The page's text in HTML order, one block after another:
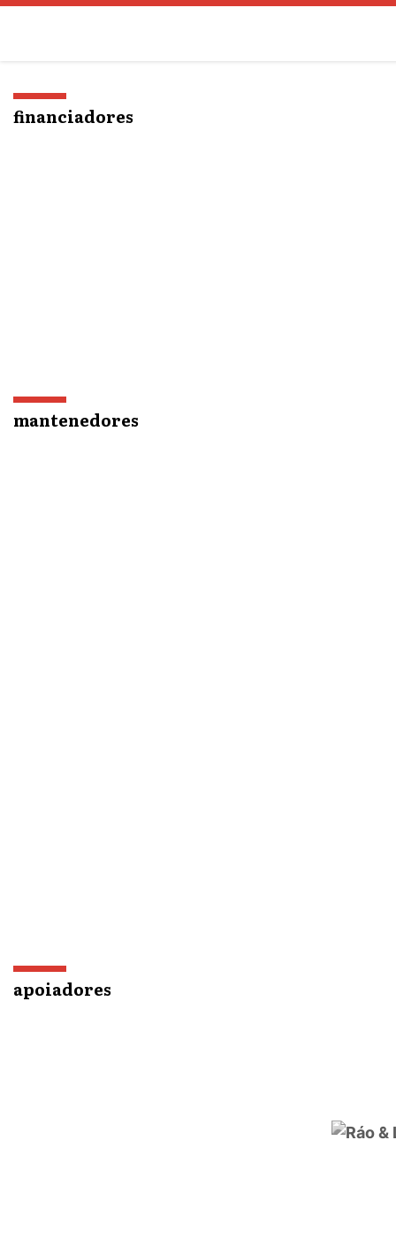
financiadores
mantenedores
apoiadores